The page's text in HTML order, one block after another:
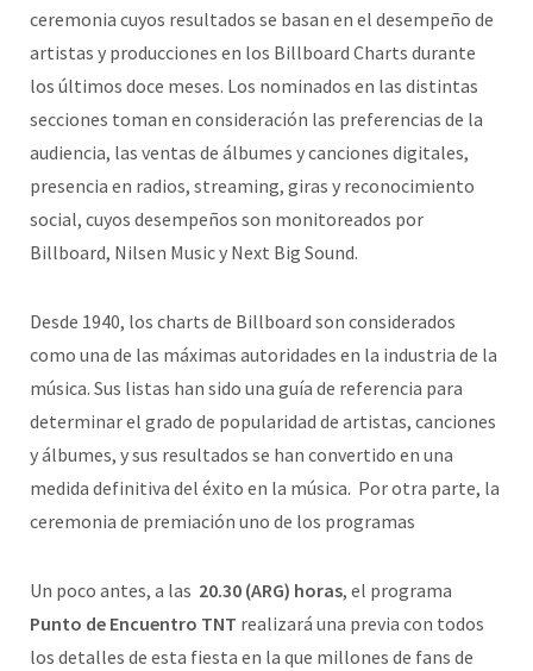
ceremonia cuyos resultados se basan en el desempeño de
artistas y producciones en los Billboard Charts durante
los últimos doce meses. Los nominados en las distintas
secciones toman en consideración las preferencias de la
audiencia, las ventas de álbumes y canciones digitales,
presencia en radios, streaming, giras y reconocimiento
social, cuyos desempeños son monitoreados por
Billboard, Nilsen Music y Next Big Sound.
Desde 1940, los charts de Billboard son considerados
como una de las máximas autoridades en la industria de la
música. Sus listas han sido una guía de referencia para
determinar el grado de popularidad de artistas, canciones
y álbumes, y sus resultados se han convertido en una
medida definitiva del éxito en la música. Por otra parte, la
ceremonia de premiación uno de los programas
Un poco antes, a las 20.30 (ARG) horas, el programa
Punto de Encuentro TNT realizará una previa con todos
los detalles de esta fiesta en la que millones de fans de